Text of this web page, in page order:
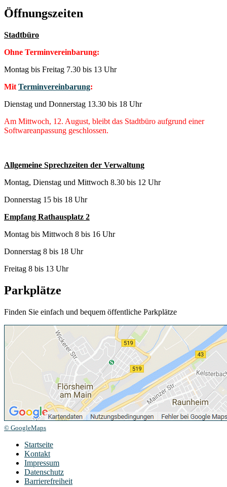
Öffnungszeiten
Stadtbüro
Ohne Terminvereinbarung:
Montag bis Freitag 7.30 bis 13 Uhr
Mit Terminvereinbarung:
Dienstag und Donnerstag 13.30 bis 18 Uhr
Am Mittwoch, 12. August, bleibt das Stadtbüro aufgrund einer
Softwareanpassung geschlossen.
Allgemeine Sprechzeiten der Verwaltung
Montag, Dienstag und Mittwoch 8.30 bis 12 Uhr
Donnerstag 15 bis 18 Uhr
Empfang Rathausplatz 2
Montag bis Mittwoch 8 bis 16 Uhr
Donnerstag 8 bis 18 Uhr
Freitag 8 bis 13 Uhr
Parkplätze
Finden Sie einfach und bequem öffentliche Parkplätze
© GoogleMaps
Startseite
Kontakt
Impressum
Datenschutz
Barrierefreiheit